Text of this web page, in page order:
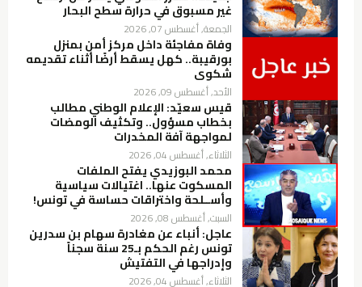
غير مسبوق في حرارة سطح البحار
الجمعة, أغسطس 07, 2026
وفاة مفاجئة داخل مركز أمن بمنزل
بورقيبة.. كهل يسقط أرضًا أثناء تقديمه
شكوى
الأحد, أغسطس 09, 2026
قيس سعيّد: الإعلام الوطني مطالب
بخطاب مسؤول.. وتكثيف الومضات
لمواجهة آفة المخدرات
الثلاثاء, أغسطس 04, 2026
محمد البوزيدي يفتح الملفات
المسكوت عنها.. اغتيالات سياسية
وأســلحة واختراقات حساسة في تونس!
السبت, أغسطس 08, 2026
عاجل: أنباء عن مغادرة سهام بن سدرين
تونس رغم الحكم بـ25 سنة سجناً
وإدراجها في التفتيش
الثلاثاء, أغسطس 04, 2026